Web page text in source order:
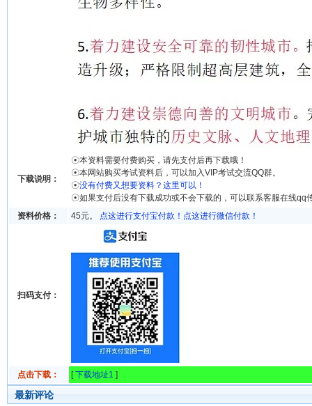
下载说明：
☉本资料需要付费购买，请先支付后再下载哦！
☉本网站购买考试资料后，可以加入VIP考试交流QQ群。
☉没有付费又想要资料？这里可以！
☉如果支付后没有下载成功或不会下载的，可以联系客服在线qq
资料价格：
45元。 点这进行支付宝付款！ 点这进行微信付款！
扫码支付：
点击下载： [下载地址1 ]
最新评论